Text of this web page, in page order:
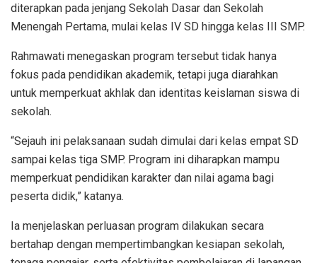
diterapkan pada jenjang Sekolah Dasar dan Sekolah
Menengah Pertama, mulai kelas IV SD hingga kelas III SMP.
Rahmawati menegaskan program tersebut tidak hanya
fokus pada pendidikan akademik, tetapi juga diarahkan
untuk memperkuat akhlak dan identitas keislaman siswa di
sekolah.
“Sejauh ini pelaksanaan sudah dimulai dari kelas empat SD
sampai kelas tiga SMP. Program ini diharapkan mampu
memperkuat pendidikan karakter dan nilai agama bagi
peserta didik,” katanya.
Ia menjelaskan perluasan program dilakukan secara
bertahap dengan mempertimbangkan kesiapan sekolah,